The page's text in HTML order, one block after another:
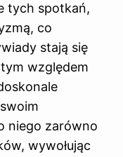
tych spotkań,
co
stają się
względem
niego zarówno
wywołując